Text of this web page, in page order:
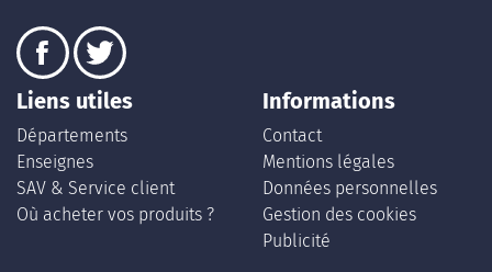
Liens utiles
Départements
Enseignes
SAV & Service client
Où acheter vos produits ?
Informations
Contact
Mentions légales
Données personnelles
Gestion des cookies
Publicité